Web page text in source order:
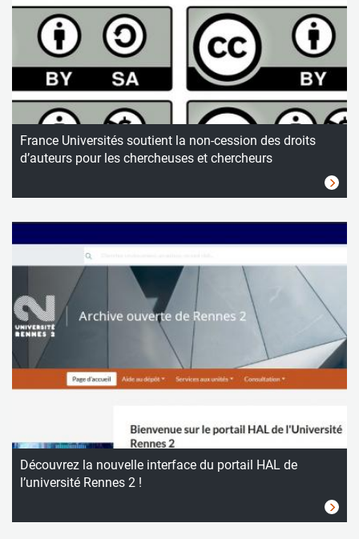
France Universités soutient la non-cession des droits
d’auteurs pour les chercheuses et chercheurs
Découvrez la nouvelle interface du portail HAL de
l’université Rennes 2 !